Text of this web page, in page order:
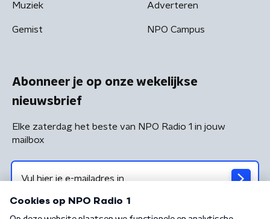
Muziek
Gemist
Adverteren
NPO Campus
Abonneer je op onze wekelijkse
nieuwsbrief
Elke zaterdag het beste van NPO Radio 1 in jouw
mailbox